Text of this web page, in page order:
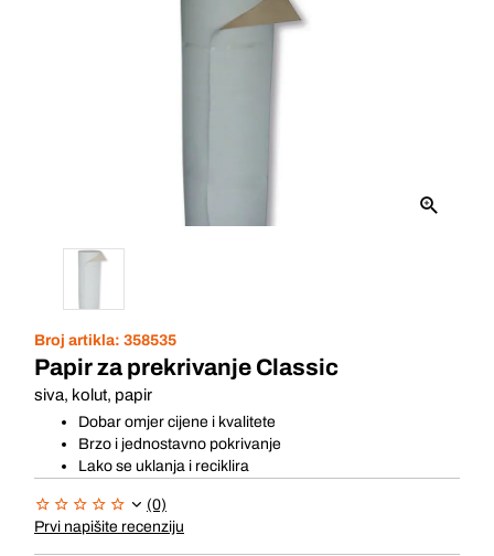
Broj artikla: 358535
Papir za prekrivanje Classic
siva, kolut, papir
Dobar omjer cijene i kvalitete
Brzo i jednostavno pokrivanje
Lako se uklanja i reciklira
(0)
Prvi napišite recenziju